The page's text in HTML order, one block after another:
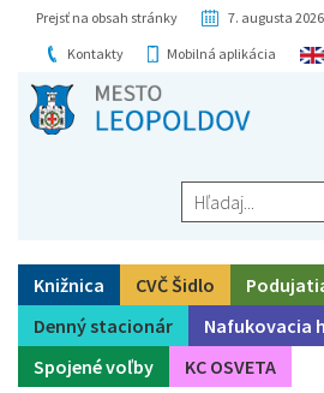
Prejsť na obsah stránky
7. augusta
Kontakty
Mobilná aplikácia
Hľadaj...
Knižnica CVČ Šidlo
Denný stacionár
Nafukovacia
Spojené voľby
KC OSVETA